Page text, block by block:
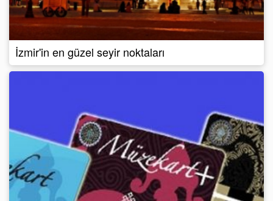
İzmir'in en güzel seyir noktaları